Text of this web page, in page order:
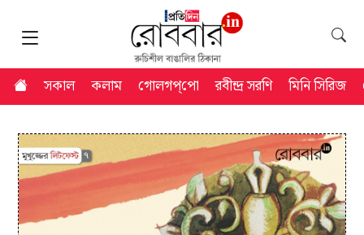
সকাল কলাম গোলগপ্‌পো রবীন্দ্র সরণি মিনি সিরিজ